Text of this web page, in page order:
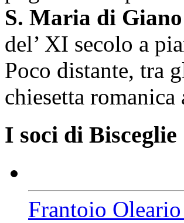
S. Maria di
del’ XI secolo a
Poco distante, tra
chiesetta
I soci di Bisceglie
Frantoio